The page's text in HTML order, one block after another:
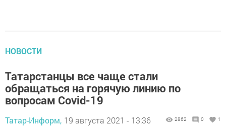
НОВОСТИ
Татарстанцы все чаще стали
обращаться на горячую линию по
вопросам Covid-19
Татар-Информ, 19 августа 2021 - 13:36 2862 0 1